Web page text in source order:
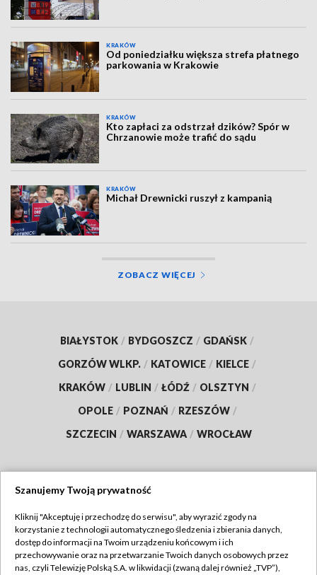
KRAKÓW
Od poniedziałku większa strefa płatnego
parkowania w Krakowie
KRAKÓW
Kto zapłaci za odstrzał dzików? Spór w
Chrzanowie może trafić do sądu
KRAKÓW
Michał Drewnicki ruszył z kampanią
ZOBACZ WIĘCEJ
BIAŁYSTOK / BYDGOSZCZ / GDAŃSK /
GORZÓW WLKP. / KATOWICE / KIELCE /
KRAKÓW / LUBLIN / ŁÓDŹ / OLSZTYN /
OPOLE / POZNAŃ / RZESZÓW /
SZCZECIN / WARSZAWA / WROCŁAW
TVP
Abonament TVP
Regulamin TVP
Szanujemy Twoją prywatność
Kliknij "Akceptuję i przechodzę do serwisu", aby wyrazić zgody na
korzystanie z technologii automatycznego śledzenia i zbierania danych,
dostęp do informacji na Twoim urządzeniu końcowym i ich
przechowywanie oraz na przetwarzanie Twoich danych osobowych przez
nas, czyli Telewizję Polską S.A. w likwidacji (zwaną dalej również „TVP”),